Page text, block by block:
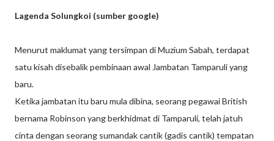
Lagenda Solungkoi (sumber google)
Menurut maklumat yang tersimpan di Muzium Sabah, terdapat
satu kisah disebalik pembinaan awal Jambatan Tamparuli yang
baru.
Ketika jambatan itu baru mula dibina, seorang pegawai British
bernama Robinson yang berkhidmat di Tamparuli, telah jatuh
cinta dengan seorang sumandak cantik (gadis cantik) tempatan